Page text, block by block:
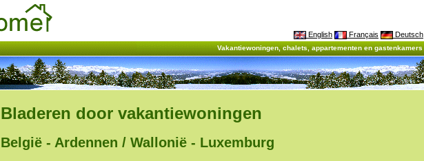
English Français Deutsch
Vakantiewoningen, chalets, appartementen en gastenkamers
Bladeren door vakantiewoningen
België - Ardennen / Wallonië - Luxemburg